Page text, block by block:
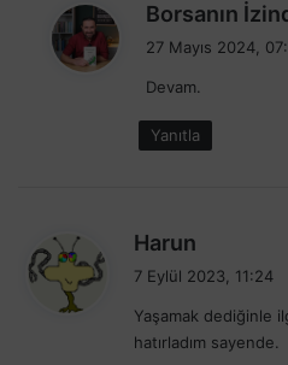
Borsanın
27 Mayıs 2024,
Devam.
Yanıtla
Harun
i
k
7 Eylül 2023, 11:24
Yaşamak dediğinle
hatırladım sayende.